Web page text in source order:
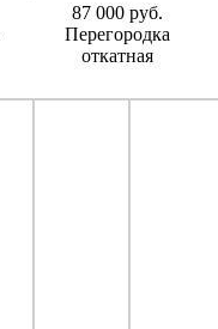
87 000 руб.
Перегородка
откатная